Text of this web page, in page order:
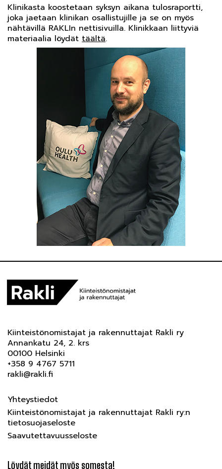
Klinikasta koostetaan syksyn aikana tulosraportti,
joka jaetaan klinikan osallistujille ja se on myös
nähtävillä RAKLIn nettisivuilla. Klinikkaan liittyviä
materiaalia löydät täältä.
Kiinteistönomistajat ja rakennuttajat Rakli ry
Annankatu 24, 2. krs
00100 Helsinki
+358 9 4767 5711
rakli@rakli.fi
Yhteystiedot
Kiinteistönomistajat ja rakennuttajat Rakli ry:n
tietosuojaseloste
Saavutettavuusseloste
Löydät meidät myös somesta!